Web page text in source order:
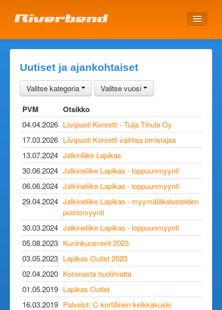
Uutiset ja ajankohtaiset
Valitse kategoria Valitse vuosi
PVM Otsikko
04.04.2026 Liivipuoti Korsetti - Tuija Tihula Oy
17.03.2026 Liivipuoti Korsetti vaihtaa omistajaa
13.07.2024 Jalkinliike Lapikas
30.06.2024 Jalkineliike Lapikas - loppuunmyynti
06.06.2024 Jalkineliike Lapikas - loppuunmyynti
29.04.2024 Jalkineliike Lapikas - myymäläkalusteiden
poistomyynti
30.03.2024 Jalkineliike Lapikas - loppuunmyynti
05.08.2023 Kuninkuusravit 2023
03.05.2023 Lapikas Outlet 2023
02.04.2020 Koronasta huolimatta
01.05.2019 Lapikas Outlet
16.03.2019 Palvelut: C-kortillinen keikkakuski